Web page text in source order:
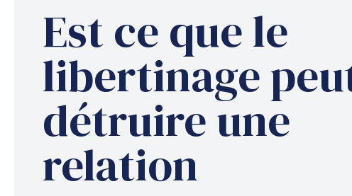
Est ce que le
libertinage
détruire une
relation